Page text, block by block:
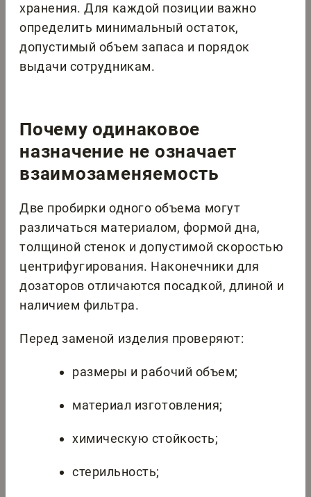
хранения. Для каждой позиции важно
определить минимальный остаток,
допустимый объем запаса и порядок
выдачи сотрудникам.
Почему одинаковое
назначение не означает
взаимозаменяемость
Две пробирки одного объема могут
различаться материалом, формой дна,
толщиной стенок и допустимой скоростью
центрифугирования. Наконечники для
дозаторов отличаются посадкой, длиной и
наличием фильтра.
Перед заменой изделия проверяют:
размеры и рабочий объем;
материал изготовления;
химическую стойкость;
стерильность;